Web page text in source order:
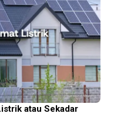
atau Sekadar